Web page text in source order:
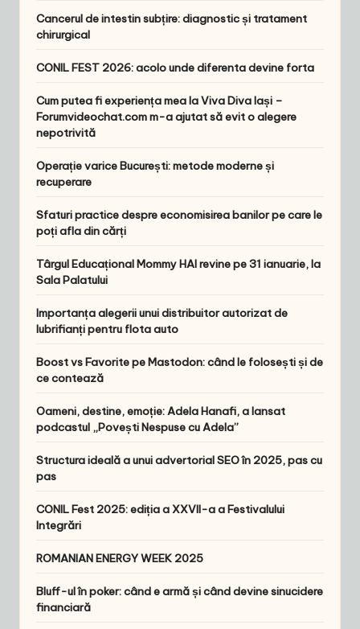
Cancerul de intestin subțire: diagnostic și tratament
chirurgical
CONIL FEST 2026: acolo unde diferenta devine forta
Cum putea fi experiența mea la Viva Diva Iași –
Forumvideochat.com m-a ajutat să evit o alegere
nepotrivită
Operație varice București: metode moderne și
recuperare
Sfaturi practice despre economisirea banilor pe care le
poți afla din cărți
Târgul Educațional Mommy HAI revine pe 31 ianuarie, la
Sala Palatului
Importanța alegerii unui distribuitor autorizat de
lubrifianți pentru flota auto
Boost vs Favorite pe Mastodon: când le folosești și de
ce contează
Oameni, destine, emoție: Adela Hanafi, a lansat
podcastul „Povești Nespuse cu Adela”
Structura ideală a unui advertorial SEO în 2025, pas cu
pas
CONIL Fest 2025: ediția a XXVII-a a Festivalului
Integrări
ROMANIAN ENERGY WEEK 2025
Bluff-ul în poker: când e armă și când devine sinucidere
financiară